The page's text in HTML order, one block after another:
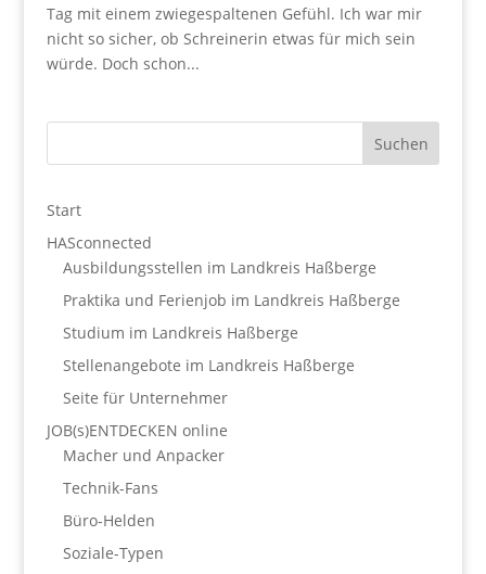
Tag mit einem zwiegespaltenen Gefühl. Ich war mir
nicht so sicher, ob Schreinerin etwas für mich sein
würde. Doch schon...
Start
HASconnected
Ausbildungsstellen im Landkreis Haßberge
Praktika und Ferienjob im Landkreis Haßberge
Studium im Landkreis Haßberge
Stellenangebote im Landkreis Haßberge
Seite für Unternehmer
JOB(s)ENTDECKEN online
Macher und Anpacker
Technik-Fans
Büro-Helden
Soziale-Typen